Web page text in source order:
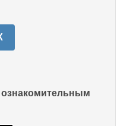
ознакомительным